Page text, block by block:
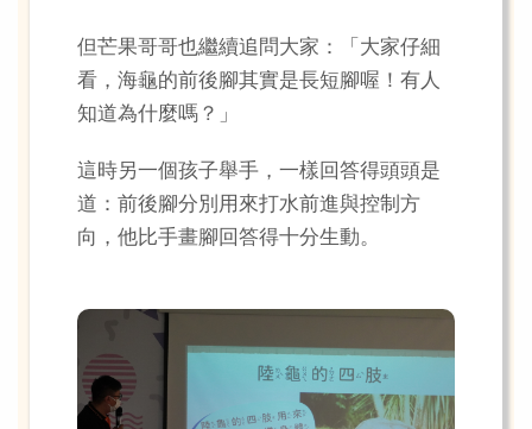
但芒果哥哥也繼續追問大家：「大家仔細
看，海龜的前後腳其實是長短腳喔！有人
知道為什麼嗎？」
這時另一個孩子舉手，一樣回答得頭頭是
道：前後腳分別用來打水前進與控制方
向，他比手畫腳回答得十分生動。